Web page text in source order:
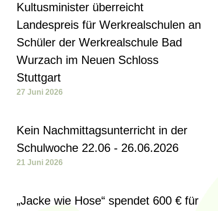
Kultusminister überreicht
Landespreis für Werkrealschulen an
Schüler der Werkrealschule Bad
Wurzach im Neuen Schloss
Stuttgart
27 Juni 2026
Kein Nachmittagsunterricht in der
Schulwoche 22.06 - 26.06.2026
21 Juni 2026
„Jacke wie Hose“ spendet 600 € für